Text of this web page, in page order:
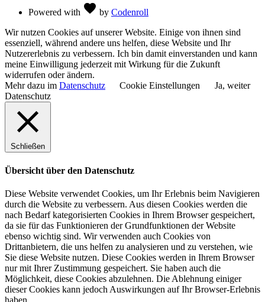
Powered with favorite by Codenroll
Wir nutzen Cookies auf unserer Website. Einige von ihnen sind
essenziell, während andere uns helfen, diese Website und Ihr
Nutzererlebnis zu verbessern. Ich bin damit einverstanden und kann
meine Einwilligung jederzeit mit Wirkung für die Zukunft
widerrufen oder ändern.
Mehr dazu im Datenschutz Cookie Einstellungen
Ja, weiter
Datenschutz
Schließen
Übersicht über den Datenschutz
Diese Website verwendet Cookies, um Ihr Erlebnis beim Navigieren
durch die Website zu verbessern. Aus diesen Cookies werden die
nach Bedarf kategorisierten Cookies in Ihrem Browser gespeichert,
da sie für das Funktionieren der Grundfunktionen der Website
ebenso wichtig sind. Wir verwenden auch Cookies von
Drittanbietern, die uns helfen zu analysieren und zu verstehen, wie
Sie diese Website nutzen. Diese Cookies werden in Ihrem Browser
nur mit Ihrer Zustimmung gespeichert. Sie haben auch die
Möglichkeit, diese Cookies abzulehnen. Die Ablehnung einiger
dieser Cookies kann jedoch Auswirkungen auf Ihr Browser-Erlebnis
haben.